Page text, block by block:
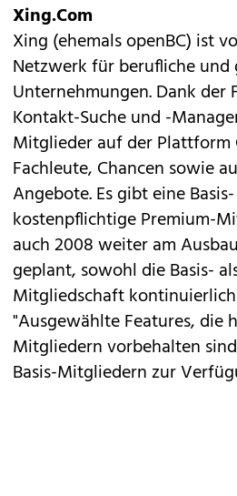
Xing.Com
Xing (ehemals openBC) ist
Netzwerk für berufliche und
Unternehmungen. Dank
Kontakt-Suche und -
Mitglieder auf der Plattform
Fachleute, Chancen sowie
Angebote. Es gibt eine
kostenpflichtige Premium-
auch 2008 weiter am
geplant, sowohl die Basis-
Mitgliedschaft
"Ausgewählte Features, die
Mitgliedern vorbehalten
Basis-Mitgliedern zur